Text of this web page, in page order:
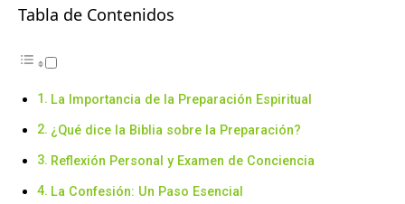
Tabla de Contenidos
La Importancia de la Preparación Espiritual
¿Qué dice la Biblia sobre la Preparación?
Reflexión Personal y Examen de Conciencia
La Confesión: Un Paso Esencial